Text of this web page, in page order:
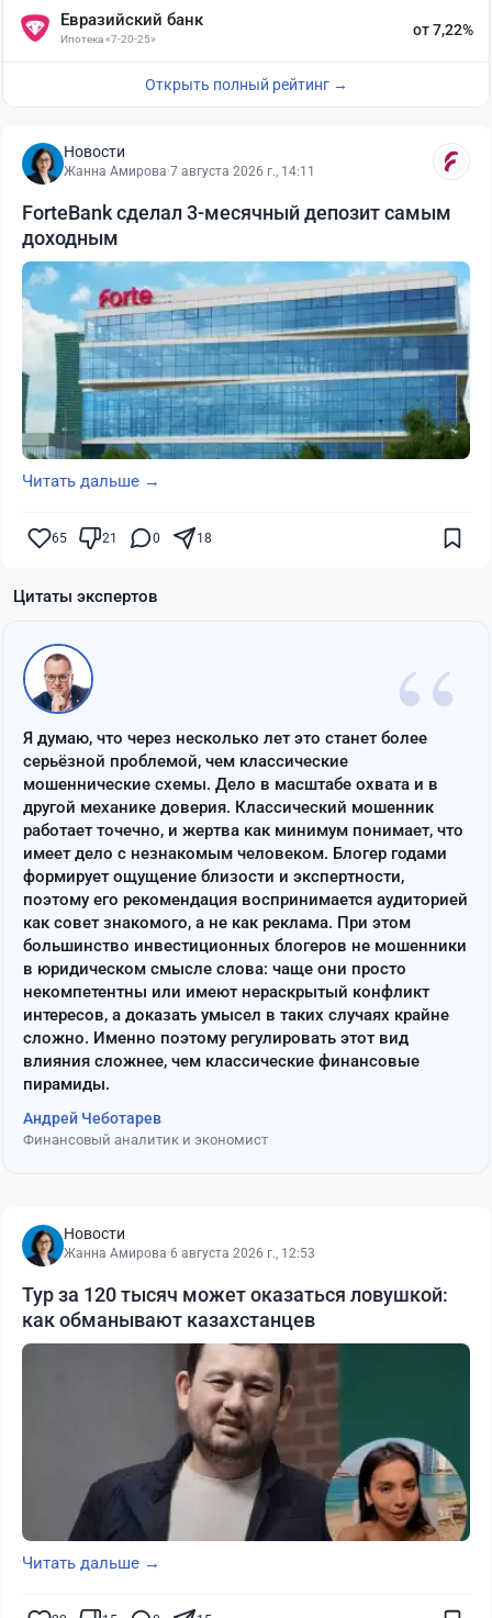
Евразийский банк
Ипотека «7-20-25»
от 7,22%
Открыть полный рейтинг →
Новости
Жанна Амирова·7 августа 2026 г., 14:11
ForteBank сделал 3-месячный депозит самым
доходным
Читать дальше →
65 21 0 18
Цитаты экспертов
“
Я думаю, что через несколько лет это станет более
серьёзной проблемой, чем классические
мошеннические схемы. Дело в масштабе охвата и в
другой механике доверия. Классический мошенник
работает точечно, и жертва как минимум понимает, что
имеет дело с незнакомым человеком. Блогер годами
формирует ощущение близости и экспертности,
поэтому его рекомендация воспринимается аудиторией
как совет знакомого, а не как реклама. При этом
большинство инвестиционных блогеров не мошенники
в юридическом смысле слова: чаще они просто
некомпетентны или имеют нераскрытый конфликт
интересов, а доказать умысел в таких случаях крайне
сложно. Именно поэтому регулировать этот вид
влияния сложнее, чем классические финансовые
пирамиды.
Андрей Чеботарев
Финансовый аналитик и экономист
Новости
Жанна Амирова·6 августа 2026 г., 12:53
Тур за 120 тысяч может оказаться ловушкой:
как обманывают казахстанцев
Читать дальше →